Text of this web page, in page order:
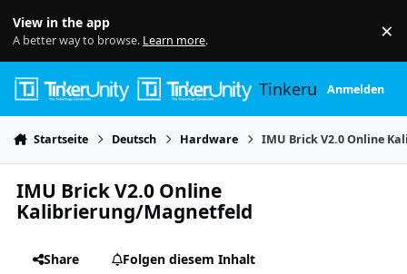
View in the app
A better way to browse. Learn more. ×
TinkerunityAnmelden
Startseite Deutsch Hardware IMU Brick V2.0 Online
IMU Brick V2.0 Online
Kalibrierung/Magnetfeld
Share
Folgen diesem Inhalt